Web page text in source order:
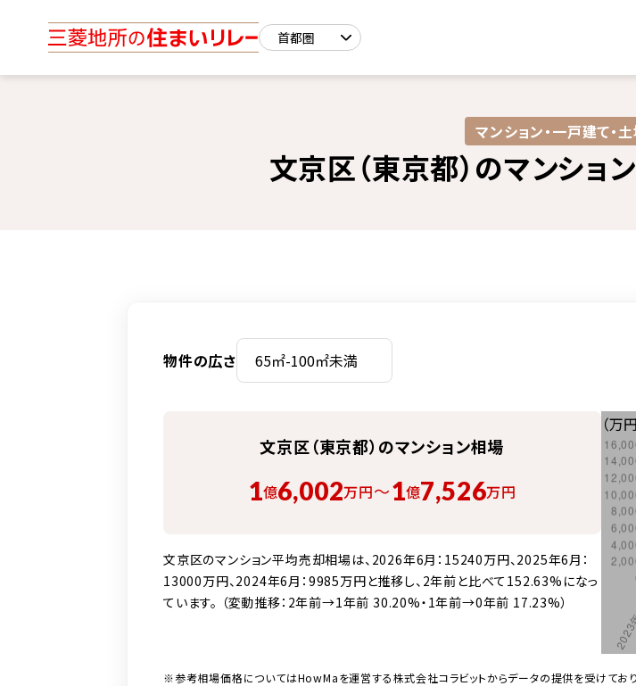
マンション・一戸建て・
文京区（東京都）のマンショ
物件の広さ
文京区（東京都）のマンション相場
1億6,002万円〜1億7,526万円
文京区のマンション平均売却相場は、2026年6月：15240万円、2025年6月：
13000万円、2024年6月：9985万円と推移し、2年前と比べて152.63%になっ
ています。 （変動推移：2年前→1年前 30.20%・1年前→0年前 17.23%）
（万
※参考相場価格についてはHowMaを運営する株式会社コラビットからデータの提供を受けており